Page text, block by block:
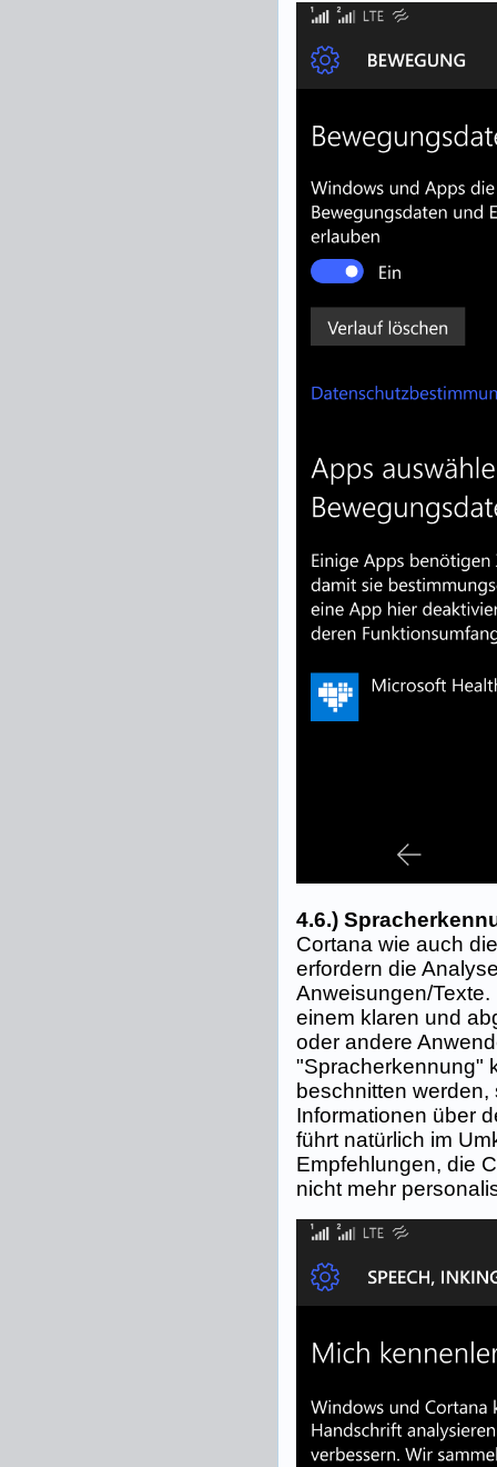
4.6.)
Cortana wie auch
erfordern die
Anweisungen/
einem klaren und
oder andere
"Spracherkennung"
beschnitten
Informationen über
führt natürlich im
Empfehlungen, die
nicht mehr